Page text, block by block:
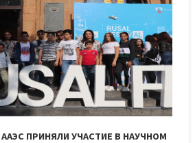
ПРИНЯЛИ УЧАСТИЕ В НАУЧНОМ